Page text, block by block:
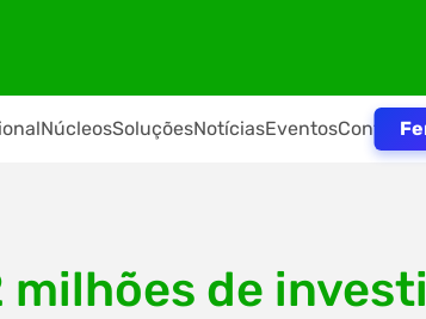
NúcleosSoluçõesNotíciasEventosContato
de